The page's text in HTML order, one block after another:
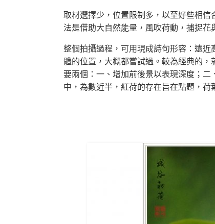
取材選擇少，位置限制多，以至好些相
法是借助大自然能量，風吹荷動，捕捉
整個拍攝過程，可用現成詩句形容：遠
體的位置，大概都嘗試過。較為經典的
要兩個：一、增加前後景以表現深度；
中，為數近半，紅荷的存在旨在點題，荷